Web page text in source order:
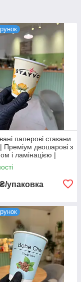
паперові стакани
Преміум двошарові з
і ламінацією |
паперовий стакан
1000 шт.)
₴/упаковка